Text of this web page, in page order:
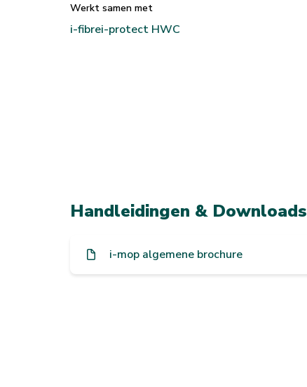
Werkt samen met
i-fibrei-protect HWC
Handleidingen & Downloads
i-mop algemene brochure